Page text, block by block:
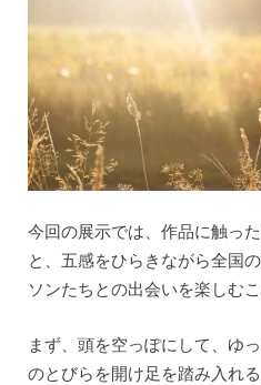
今回の展示では、作品に触っ
と、五感をひらきながら全国
ソンたちとの出会いを楽しむこ
まず、頭を空っぽにして、ゆ
のとびらを開け足を踏み入れ